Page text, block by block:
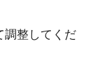
調整してくだ